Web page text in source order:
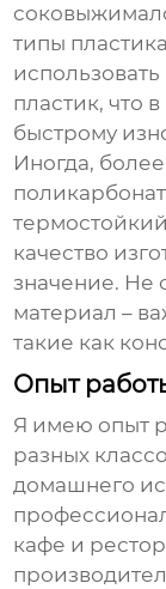
типы
пластик, что
быстрому
Иногда,
качество
значение. Не
материал –
такие как
Опыт
Я имею опыт
разных
домашнего
кафе и